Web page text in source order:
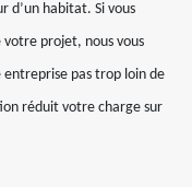
d’un habitat. Si vous
projet, nous vous
entreprise pas trop loin de
réduit votre charge sur